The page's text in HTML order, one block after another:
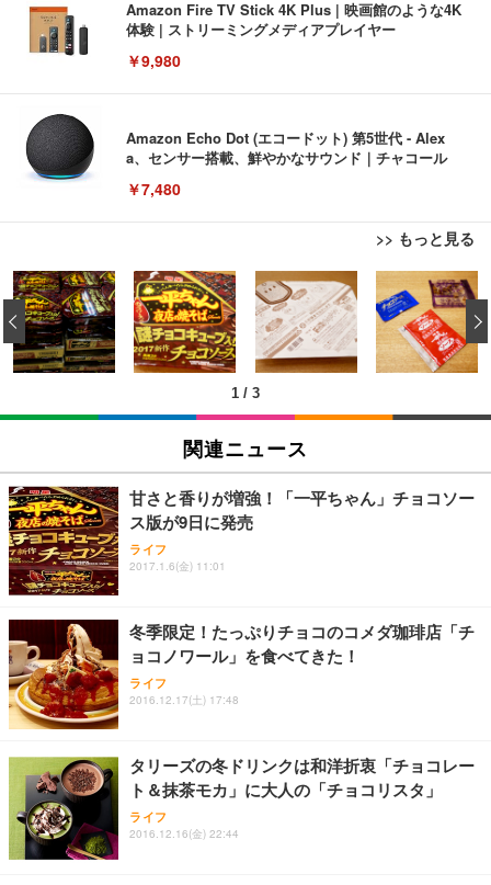
Amazon Fire TV Stick 4K Plus | 映画館のような4K
体験 | ストリーミングメディアプレイヤー
￥9,980
Amazon Echo Dot (エコードット) 第5世代 - Alex
a、センサー搭載、鮮やかなサウンド｜チャコール
￥7,480
>> もっと見る
[EdoErgo] オフィスチェア 椅子 テレワーク 疲れな
い 跳ね上げ式アームレスト コンパクト 約105度ロッ
キング pc 事務椅子 360度回転 座面昇降 強化ナイロ
ン樹脂ベース 通気性メッシュ 在宅ワーク H-WY01
(黒網+黒枠+黒足)
￥5,699
SIHOO B100 オフィスチェア／デスクチェア メッシ
ュチェア 人間工学 疲れない ブラック
￥27,999
Sezlife オフィスチェア デスクチェア 疲れない テレ
ワーク チェア 強化バックレスト 30度ロッキング機
能 人間工学 椅子 腰サポート 90度跳ね上げ式アーム
務用 おしゃれ パソコンチェア (ブラック)
Sezlife オフィスチェア デスクチェア 疲れない テレ
ワーク チェア 強化バックレスト 30度ロッキング機
能 人間工学 椅子 腰サポート 90度跳ね上げ式アーム
務用 おしゃれ パソコンチェア (ホワイト)
ANDWINT オフィスチェア デスクチェア 肘なし メ
ッシュ 通気性 ランバーサポート付き 腰サポート ガ
ス圧無段階昇降 360度回転 キャスター付き コンパク
EIZO ビジネス向けプレミアムモニター | FlexScan
EV3240X-WT | 31.5型4K UHD・USB Type-C・ホワ
イト
￥105,595
EIZO ビジネス向けプレミアムモニター | FlexScan
￥109,572
【純正品】27"ゲーミングモニター DualSense 充電
フック付き（CFI-ZDM1J）
【整備済み品】Dell E2724HS 27インチ 液晶モニタ
ー フルHD（1920×1080）VA 非光沢 HDMI/DisplayP
ort/VGA スピーカー内蔵 高さ調整 スイベル VESA対
【MiniLED/24.5inch/280Hz/FHD】GRAPHT THE S
HOOTER Gaming Monitor 24” Essential ゲーミン
グモニター QD 24.5インチ 1ms FHD 量子ドット 残
Amazonベーシック ペットシーツ 薄型 レギュラー 1
回使い捨て 無香料 ホワイト 300枚
￥3,373
Amazonベーシック ペットシーツ 厚型 ワイド 42枚
x2袋(84枚) ホワイト(吸収面:ライトブルー)
￥3,234
ネオ・ルーライフ ネオ・オムツ L 中型犬用 26枚入
り 単品
Smart Basic(スマートベーシック) 【Amazon.co.jp
限定】 Smart Basic アイリスオーヤマ ペットシーツ
超厚型 お徳用 ワイド 100枚入 (x 1) (ケース販売)
アイリスオーヤマ ペットシーツ 超厚型 お徳用 レギ
ュラー 200枚入【Amazon.co.jp限定】
1 / 3
‹
関連ニュース
甘さと香りが増強！「一平ちゃん」チョコソー
ス版が9日に発売
ライフ
2017.1.6(金) 11:01
冬季限定！たっぷりチョコのコメダ珈琲店「チ
ョコノワール」を食べてきた！
ライフ
2016.12.17(土) 17:48
タリーズの冬ドリンクは和洋折衷「チョコレー
ト＆抹茶モカ」に大人の「チョコリスタ」
ライフ
2016.12.16(金) 22:44